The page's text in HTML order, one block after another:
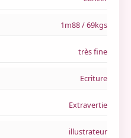
1m88 / 69kgs
très fine
Ecriture
Extravertie
illustrateur